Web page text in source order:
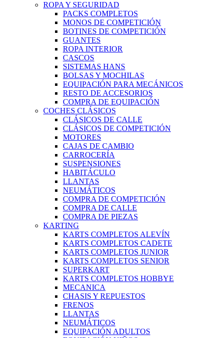
ROPA Y SEGURIDAD
PACKS COMPLETOS
MONOS DE COMPETICIÓN
BOTINES DE COMPETICIÓN
GUANTES
ROPA INTERIOR
CASCOS
SISTEMAS HANS
BOLSAS Y MOCHILAS
EQUIPACIÓN PARA MECÁNICOS
RESTO DE ACCESORIOS
COMPRA DE EQUIPACIÓN
COCHES CLÁSICOS
CLÁSICOS DE CALLE
CLÁSICOS DE COMPETICIÓN
MOTORES
CAJAS DE CAMBIO
CARROCERÍA
SUSPENSIONES
HABITÁCULO
LLANTAS
NEUMÁTICOS
COMPRA DE COMPETICIÓN
COMPRA DE CALLE
COMPRA DE PIEZAS
KARTING
KARTS COMPLETOS ALEVÍN
KARTS COMPLETOS CADETE
KARTS COMPLETOS JUNIOR
KARTS COMPLETOS SENIOR
SUPERKART
KARTS COMPLETOS HOBBYE
MECANICA
CHASIS Y REPUESTOS
FRENOS
LLANTAS
NEUMÁTICOS
EQUIPACIÓN ADULTOS